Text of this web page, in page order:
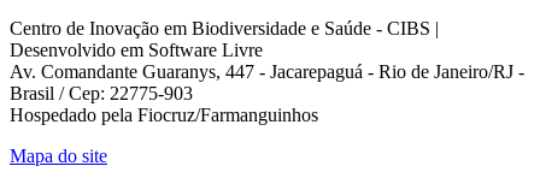
Centro de Inovação em Biodiversidade e Saúde - CIBS |
Desenvolvido em Software Livre
Av. Comandante Guaranys, 447 - Jacarepaguá - Rio de Janeiro/RJ -
Brasil / Cep: 22775-903
Hospedado pela Fiocruz/Farmanguinhos
Mapa do site